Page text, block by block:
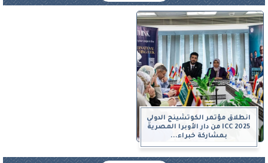
انطلاق مؤتمر الكوتشينج الدولي
ICC 2025 من دار الأوبرا المصرية
بمشاركة خبراء...